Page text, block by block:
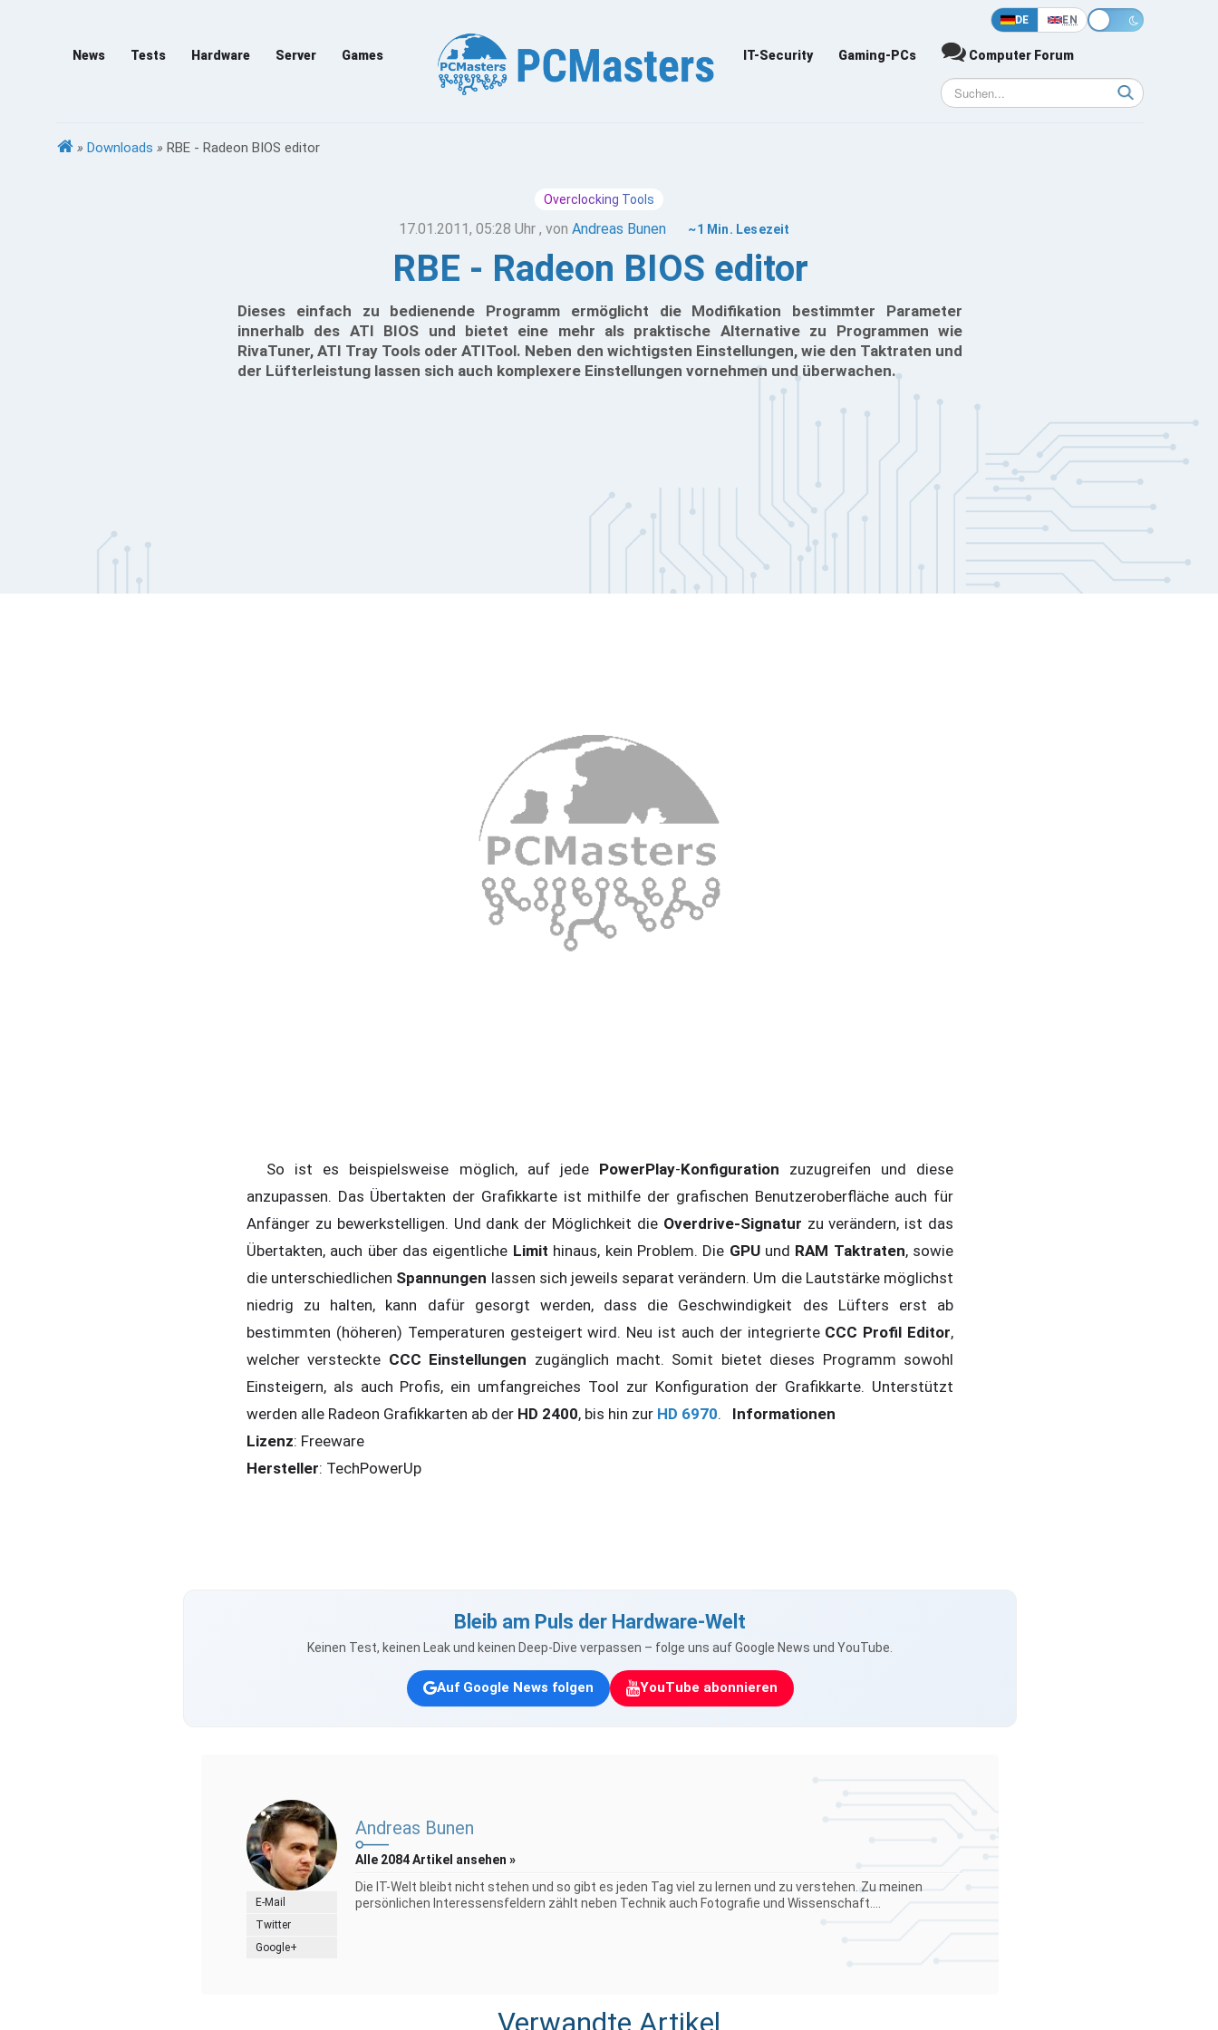
DE EN
News Tests Hardware Server Games IT-Security Gaming-PCs Computer Forum
» Downloads » RBE - Radeon BIOS editor
Overclocking Tools
17.01.2011, 05:28 Uhr , vonAndreas Bunen ~1 Min. Lesezeit
RBE - Radeon BIOS editor
Dieses einfach zu bedienende Programm ermöglicht die Modifikation bestimmter Parameter
innerhalb des ATI BIOS und bietet eine mehr als praktische Alternative zu Programmen wie
RivaTuner, ATI Tray Tools oder ATITool. Neben den wichtigsten Einstellungen, wie den Taktraten und
der Lüfterleistung lassen sich auch komplexere Einstellungen vornehmen und überwachen.
So ist es beispielsweise möglich, auf jede PowerPlay-Konfiguration zuzugreifen und diese
anzupassen. Das Übertakten der Grafikkarte ist mithilfe der grafischen Benutzeroberfläche auch für
Anfänger zu bewerkstelligen. Und dank der Möglichkeit die Overdrive-Signatur zu verändern, ist das
Übertakten, auch über das eigentliche Limit hinaus, kein Problem. Die GPU und RAM Taktraten, sowie
die unterschiedlichen Spannungen lassen sich jeweils separat verändern. Um die Lautstärke möglichst
niedrig zu halten, kann dafür gesorgt werden, dass die Geschwindigkeit des Lüfters erst ab
bestimmten (höheren) Temperaturen gesteigert wird. Neu ist auch der integrierteCCC Profil Editor,
welcher versteckte CCC Einstellungen zugänglich macht. Somit bietet dieses Programm sowohl
Einsteigern, als auch Profis, ein umfangreiches Tool zur Konfiguration der Grafikkarte. Unterstützt
werden alle Radeon Grafikkarten ab der HD 2400, bis hin zur HD 6970. Informationen
Lizenz: Freeware
Hersteller: TechPowerUp
Bleib am Puls der Hardware-Welt
Keinen Test, keinen Leak und keinen Deep-Dive verpassen – folge uns auf Google News und YouTube.
Auf Google News folgen YouTube abonnieren
E-Mail
Twitter
Google+
Andreas Bunen
Alle 2084 Artikel ansehen »
Die IT-Welt bleibt nicht stehen und so gibt es jeden Tag viel zu lernen und zu verstehen. Zu meinen
persönlichen Interessensfeldern zählt neben Technik auch Fotografie und Wissenschaft....
Verwandte Artikel